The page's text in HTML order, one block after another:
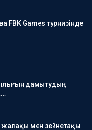
FBK Games турнирінде
дамытудың
мен зейнетақы